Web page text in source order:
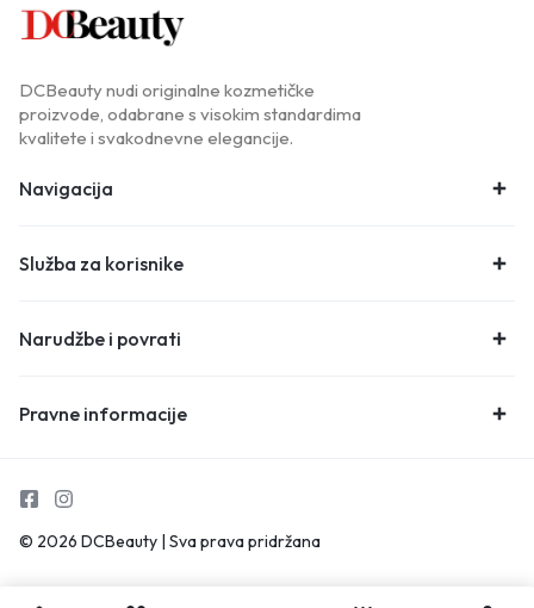
DCBeauty nudi originalne kozmetičke
proizvode, odabrane s visokim standardima
kvalitete i svakodnevne elegancije.
Navigacija
Služba za korisnike
Narudžbe i povrati
Pravne informacije
© 2026 DCBeauty | Sva prava pridržana